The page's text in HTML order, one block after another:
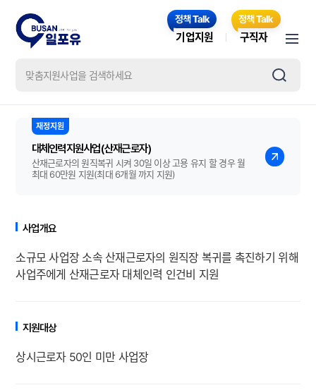
기업지원 구직자
대체인력지원사업(산재근로자)
산재근로자의 원직복귀 시켜 30일 이상 고용 유지 할 경우 월
최대 60만원 지원(최대 6개월 까지 지원)
사업개요
소규모 사업장 소속 산재근로자의 원직장 복귀를 촉진하기 위해
사업주에게 산재근로자 대체인력 인건비 지원
지원대상
상시근로자 50인 미만 사업장